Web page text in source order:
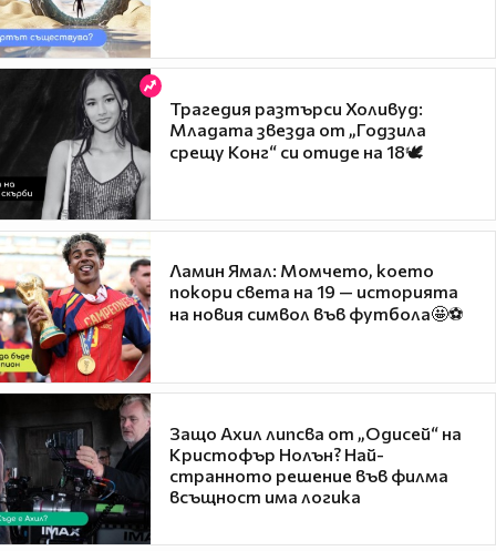
Трагедия разтърси Холивуд:
Младата звезда от „Годзила
срещу Конг“ си отиде на 18🕊️
Ламин Ямал: Момчето, което
покори света на 19 — историята
на новия символ във футбола🤩⚽
Защо Ахил липсва от „Одисей“ на
Кристофър Нолън? Най-
странното решение във филма
всъщност има логика